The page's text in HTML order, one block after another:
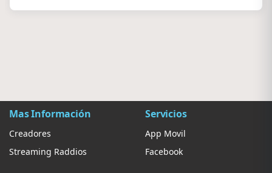
Mas Información
Creadores
Streaming Raddios
Servicios
App Movil
Facebook